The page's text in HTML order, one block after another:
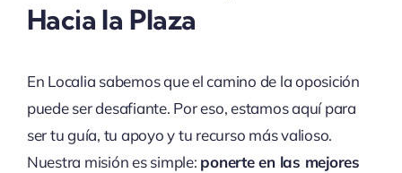
Hacia la Plaza
En Localia sabemos que el camino de la oposición
puede ser desafiante. Por eso, estamos aquí para
ser tu guía, tu apoyo y tu recurso más valioso.
Nuestra misión es simple: ponerte en las mejores